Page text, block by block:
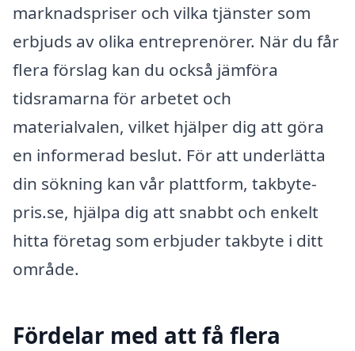
marknadspriser och vilka tjänster som
erbjuds av olika entreprenörer. När du får
flera förslag kan du också jämföra
tidsramarna för arbetet och
materialvalen, vilket hjälper dig att göra
en informerad beslut. För att underlätta
din sökning kan vår plattform, takbyte-
pris.se, hjälpa dig att snabbt och enkelt
hitta företag som erbjuder takbyte i ditt
område.
Fördelar med att få flera